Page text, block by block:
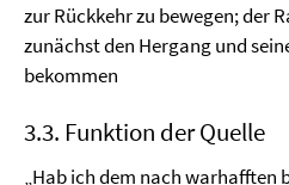
zur Rückkehr zu bewegen; der
zunächst den Hergang und
bekommen
3.3. Funktion der Quelle
„Hab ich dem nach warhafften